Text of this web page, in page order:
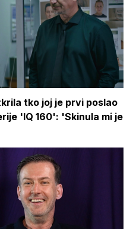
tko joj je prvi poslao
'IQ 160': 'Skinula mi je